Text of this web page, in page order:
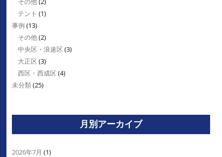
テント (1)
事例 (13)
その他(2)
中央区・浪速区 (3)
大正区 (3)
西区・西成区 (4)
未分類(25)
月別アーカイブ
2026年7月 (1)